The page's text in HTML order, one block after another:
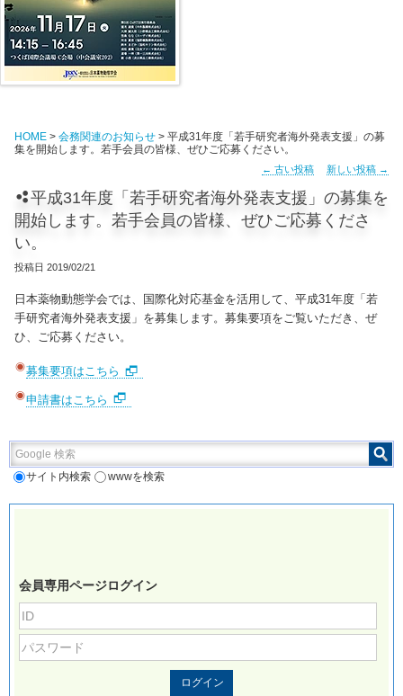
HOME > 会務関連のお知らせ > 平成31年度「若手研究者海外発表支援」の募
集を開始します。若手会員の皆様、ぜひご応募ください。
← 古い投稿 新しい投稿 →
平成31年度「若手研究者海外発表支援」の募集を
開始します。若手会員の皆様、ぜひご応募くださ
い。
投稿日 2019/02/21
日本薬物動態学会では、国際化対応基金を活用して、平成31年度「若
手研究者海外発表支援」を募集します。募集要項をご覧いただき、ぜ
ひ、ご応募ください。
募集要項はこちら
申請書はこちら
Google 検索
サイト内検索 wwwを検索
会員専用ページログイン